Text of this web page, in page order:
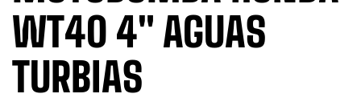
WT40 4″ AGUAS
TURBIAS